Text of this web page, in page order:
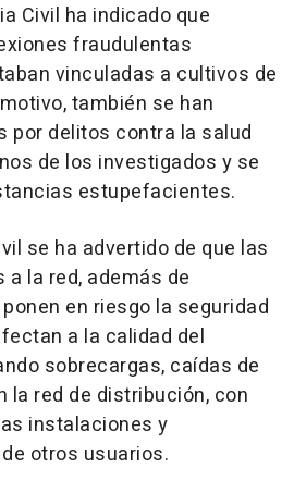
Civil ha indicado que
fraudulentas
vinculadas a cultivos de
también se han
por delitos contra la salud
de los investigados y se
estupefacientes.
se ha advertido de que las
la red, además de
en riesgo la seguridad
a la calidad del
sobrecargas, caídas de
la red de distribución, con
instalaciones y
otros usuarios.